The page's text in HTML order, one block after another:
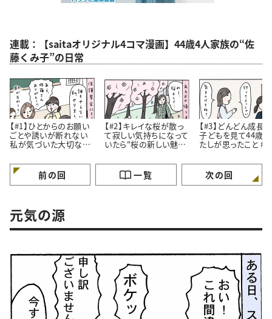
連載：【saitaオリジナル4コマ漫画】44歳4人家族の“佐
藤くみ子”の日常
【#1】ひとからのお願い
ごとや誘いが断れない
私が気づいた大切なこ
【#2】キレイな桜が散っ
て寂しい気持ちになって
いたら"桜の新しい魅
#4コマ漫画
【#3】どんどん成長
子どもを見て44歳
たしが思ったこと #4コ
前の回 一覧 次の回
元気の源